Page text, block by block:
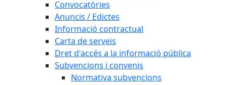
Convocatòries
Anuncis / Edictes
Informació contractual
Carta de serveis
Dret d'accés a la informació pública
Subvencions i convenis
Normativa subvencions